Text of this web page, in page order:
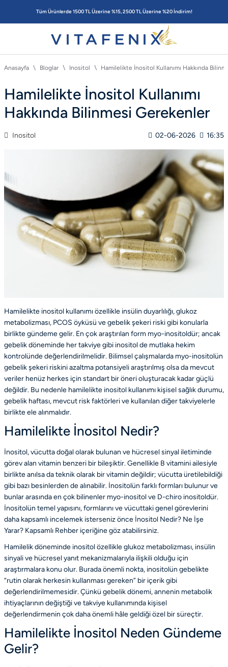
Tüm Ürünlerde 1500 TL Üzerine %15, 2500 TL Üzerine %20 İndirim!
Anasayfa Bloglar Inositol Hamilelikte İnositol Kullanımı Hakkında
Hamilelikte İnositol Kullanımı
Hakkında Bilinmesi Gerekenler
Inositol 02-06-2026 16:35
Hamilelikte inositol kullanımı özellikle insülin duyarlılığı, glukoz
metabolizması, PCOS öyküsü ve gebelik şekeri riski gibi konularla
birlikte gündeme gelir. En çok araştırılan form myo-inositoldür; ancak
gebelik döneminde her takviye gibi inositol de mutlaka hekim
kontrolünde değerlendirilmelidir. Bilimsel çalışmalarda myo-inositolün
gebelik şekeri riskini azaltma potansiyeli araştırılmış olsa da mevcut
veriler henüz herkes için standart bir öneri oluşturacak kadar güçlü
değildir. Bu nedenle hamilelikte inositol kullanımı kişisel sağlık durumu,
gebelik haftası, mevcut risk faktörleri ve kullanılan diğer takviyelerle
birlikte ele alınmalıdır.
Hamilelikte İnositol Nedir?
İnositol, vücutta doğal olarak bulunan ve hücresel sinyal iletiminde
görev alan vitamin benzeri bir bileşiktir. Genellikle B vitamini ailesiyle
birlikte anılsa da teknik olarak bir vitamin değildir; vücutta üretilebildiği
gibi bazı besinlerden de alınabilir. İnositolün farklı formları bulunur ve
bunlar arasında en çok bilinenler myo-inositol ve D-chiro inositoldür.
İnositolün temel yapısını, formlarını ve vücuttaki genel görevlerini
daha kapsamlı incelemek isterseniz önce İnositol Nedir? Ne İşe
Yarar? Kapsamlı Rehber içeriğine göz atabilirsiniz.
Hamilelik döneminde inositol özellikle glukoz metabolizması, insülin
sinyali ve hücresel yanıt mekanizmalarıyla ilişkili olduğu için
araştırmalara konu olur. Burada önemli nokta, inositolün gebelikte
“rutin olarak herkesin kullanması gereken” bir içerik gibi
değerlendirilmemesidir. Çünkü gebelik dönemi, annenin metabolik
ihtiyaçlarının değiştiği ve takviye kullanımında kişisel
değerlendirmenin çok daha önemli hâle geldiği özel bir süreçtir.
Hamilelikte İnositol Neden Gündeme
Gelir?